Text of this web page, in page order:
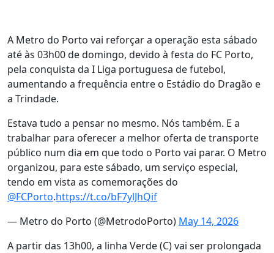
A Metro do Porto vai reforçar a operação esta sábado
até às 03h00 de domingo, devido à festa do FC Porto,
pela conquista da I Liga portuguesa de futebol,
aumentando a frequência entre o Estádio do Dragão e
a Trindade.
Estava tudo a pensar no mesmo. Nós também. E a
trabalhar para oferecer a melhor oferta de transporte
público num dia em que todo o Porto vai parar. O Metro
organizou, para este sábado, um serviço especial,
tendo em vista as comemorações do
@FCPorto.https://t.co/bF7ylJhQif
— Metro do Porto (@MetrodoPorto) May 14, 2026
A partir das 13h00, a linha Verde (C) vai ser prolongada